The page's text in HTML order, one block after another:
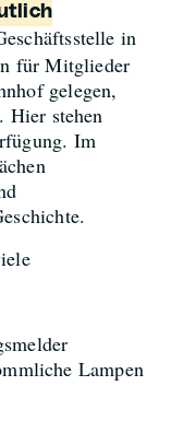
in
für Mitglieder
gelegen,
Hier stehen
Im
Lampen